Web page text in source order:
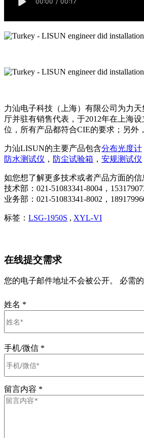
力汕电子科技（上海）有限公司为力
厅并驻有销售代表，于2012年在上海
位，所有产品都符合CIE的要求；另外
力汕LISUN的主要产品包含分布光度计
防水测试仪 ， 防尘试验箱 ， 安规测试仪
如您想了解更多技术或者产品方面的信
技术部：021-51083341-8004，
业务部：021-51083341-8002，
标签： LSG-1950S , XYL-VI
在线提交需求
您的电子邮件地址不会被公开。 必需
姓名 *
手机/微信 *
留言内容 *